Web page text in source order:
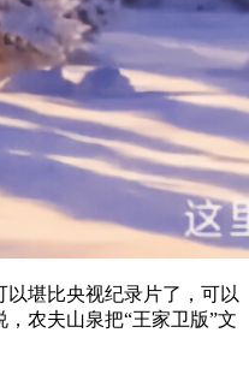
堪比央视纪录片了，可以
农夫山泉把“王家卫版”文